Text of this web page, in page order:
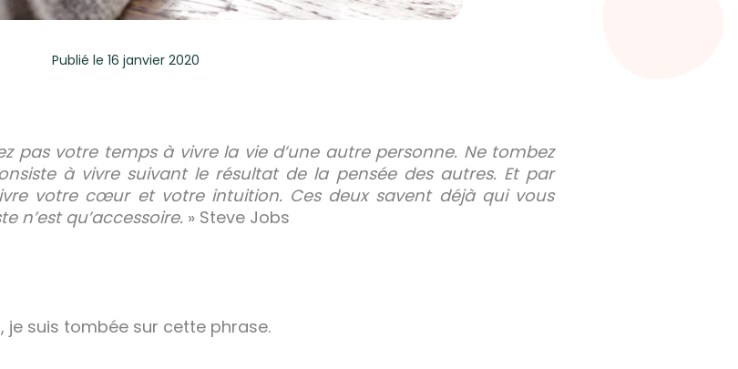
Publié le 16 janvier 2020
pas votre temps à vivre la vie d’une autre personne. Ne tombez
à vivre suivant le résultat de la pensée des autres. Et par
votre cœur et votre intuition. Ces deux savent déjà qui vous
n’est qu’accessoire. » Steve Jobs
suis tombée sur cette phrase.